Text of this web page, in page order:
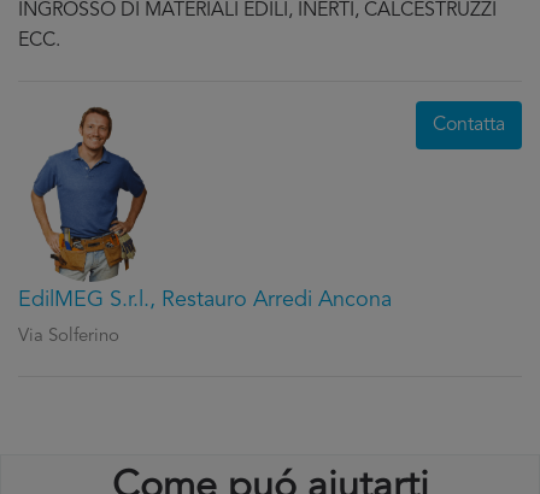
INGROSSO DI MATERIALI EDILI, INERTI, CALCESTRUZZI
ECC.
EdilMEG S.r.l., Restauro Arredi Ancona
Via Solferino
Contatta